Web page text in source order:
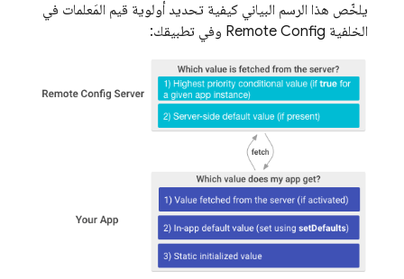
يلخّص هذا الرسم البياني كيفية تحديد أولوية قيم المَعلمات في
الخلفية Remote Config وفي تطبيقك: